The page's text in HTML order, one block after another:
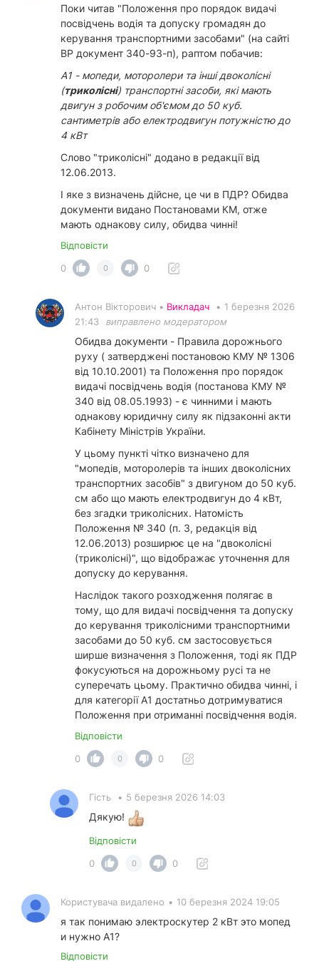
Поки читав "Положення про порядок видачі
посвідчень водія та допуску громадян до
керування транспортними засобами" (на сайті
ВР документ 340-93-п), раптом побачив:
А1 - мопеди, моторолери та інші двоколісні
(триколісні) транспортні засоби, які мають
двигун з робочим об'ємом до 50 куб.
сантиметрів або електродвигун потужністю до
4 кВт
Слово "триколісні" додано в редакції від
12.06.2013.
І яке з визначень дійсне, це чи в ПДР? Обидва
документи видано Постановами КМ, отже
мають однакову силу, обидва чинні!
Відповісти
0
0 0
Антон Вікторович • Викладач • 1 березня 2026
21:43
виправлено модератором
Обидва документи - Правила дорожнього
руху ( затверджені постановою КМУ № 1306
від 10.10.2001) та Положення про порядок
видачі посвідчень водія (постанова КМУ №
340 від 08.05.1993) - є чинними і мають
однакову юридичну силу як підзаконні акти
Кабінету Міністрів України.
У цьому пункті чітко визначено для
"мопедів, моторолерів та інших двоколісних
транспортних засобів" з двигуном до 50 куб.
см або що мають електродвигун до 4 кВт,
без згадки триколісних. Натомість
Положення № 340 (п. 3, редакція від
12.06.2013) розширює це на "двоколісні
(триколісні)", що відображає уточнення для
допуску до керування.
Наслідок такого розходження полягає в
тому, що для видачі посвідчення та допуску
до керування триколісними транспортними
засобами до 50 куб. см застосовується
ширше визначення з Положення, тоді як ПДР
фокусуються на дорожньому русі та не
суперечать цьому. Практично обидва чинні, і
для категорії А1 достатньо дотримуватися
Положення при отриманні посвідчення водія.
Відповісти
0
0 0
Гість • 5 березня 2026 14:03
Дякую!
Відповісти
0
0 0
Користувача видалено • 10 березня 2024 19:05
я так понимаю электроскутер 2 кВт это мопед
и нужно А1?
Відповісти